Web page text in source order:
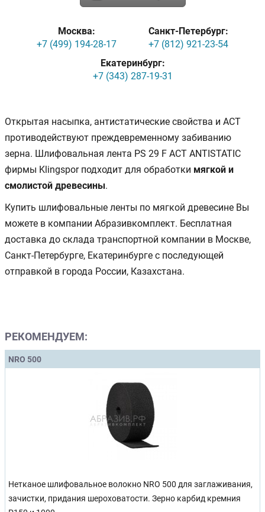
Москва:
+7 (499) 194-28-17
Санкт-Петербург:
+7 (812) 921-23-54
Екатеринбург:
+7 (343) 287-19-31
Открытая насыпка, антистатические свойства и АСТ
противодействуют преждевременному забиванию
зерна. Шлифовальная лента PS 29 F ACT ANTISTATIC
фирмы Klingspor подходит для обработки мягкой и
смолистой древесины.
Купить шлифовальные ленты по мягкой древесине Вы
можете в компании Абразивкомплект. Бесплатная
доставка до склада транспортной компании в Москве,
Санкт-Петербурге, Екатеринбурге с последующей
отправкой в города России, Казахстана.
РЕКОМЕНДУЕМ:
NRO 500
Нетканое шлифовальное волокно NRO 500 для заглаживания,
зачистки, придания шероховатости. Зерно карбид кремния